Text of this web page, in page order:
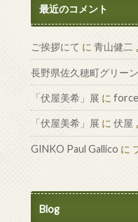
最近のコメント
ご挨拶にて に 青山健二
長野県佐久穂町グリー
「伏屋美希」展 に
「伏屋美希」展 に 伏屋
GINKO Paul Gallico に
Blog